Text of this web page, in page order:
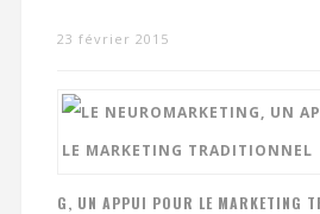
23 février 2015
G, UN APPUI POUR LE MARKETING